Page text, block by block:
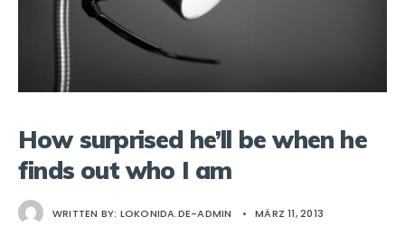
How surprised he’ll be when he
finds out who I am
WRITTEN BY: LOKONIDA.DE-ADMIN • MÄRZ 11, 2013